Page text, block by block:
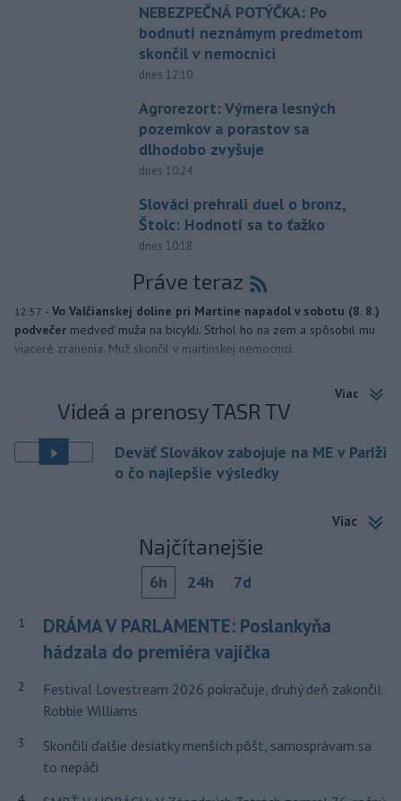
NEBEZPEČNÁ POTÝČKA: Po
bodnutí neznámym predmetom
skončil v nemocnici
dnes 12:10
Agrorezort: Výmera lesných
pozemkov a porastov sa
dlhodobo zvyšuje
dnes 10:24
Slováci prehrali duel o bronz,
Štolc: Hodnotí sa to ťažko
dnes 10:18
Práve teraz
12:57 - Vo Valčianskej doline pri Martine napadol v sobotu (8. 8.)
podvečer medveď muža na bicykli. Strhol ho na zem a spôsobil mu
viaceré zranenia. Muž skončil v martinskej nemocnici.
Viac
Videá a prenosy TASR TV
Deväť Slovákov zabojuje na ME v Paríži
o čo najlepšie výsledky
Viac
Najčítanejšie
6h 24h 7d
1
DRÁMA V PARLAMENTE: Poslankyňa
hádzala do premiéra vajíčka
2
Festival Lovestream 2026 pokračuje, druhý deň zakončil
Robbie Williams
3
Skončili ďalšie desiatky menších pôšt, samosprávam sa
to nepáči